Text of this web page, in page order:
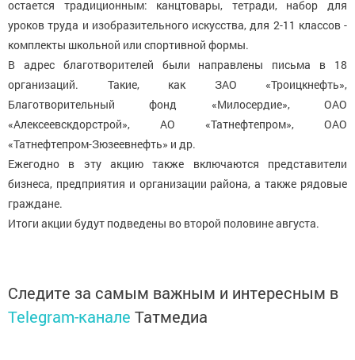
остается традиционным: канцтовары, тетради, набор для
уроков труда и изобразительного искусства, для 2-11 классов -
комплекты школьной или спортивной формы.
В адрес благотворителей были направлены письма в 18
организаций. Такие, как ЗАО «Троицкнефть»,
Благотворительный фонд «Милосердие», ОАО
«Алексеевскдорстрой», АО «Татнефтепром», ОАО
«Татнефтепром-Зюзеевнефть» и др.
Ежегодно в эту акцию также включаются представители
бизнеса, предприятия и организации района, а также рядовые
граждане.
Итоги акции будут подведены во второй половине августа.
Следите за самым важным и интересным в
Telegram-канале Татмедиа